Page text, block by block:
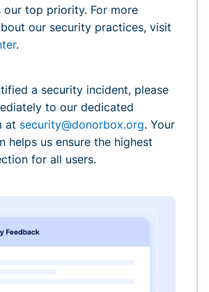
our top priority. For more
our security practices, visit
.
a security incident, please
to our dedicated
at security@donorbox.org. Your
helps us ensure the highest
for all users.